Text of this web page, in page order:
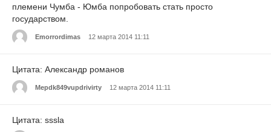
племени Чумба - Юмба попробовать стать просто
государством.
Emorrordimas 12 марта 2014 11:11
Цитата: Александр романов
Mepdk849vupdrivirty 12 марта 2014 11:11
Цитата: sssla